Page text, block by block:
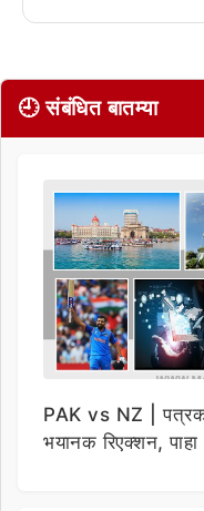
🕘 संबंधित बातम्या
PAK vs NZ |
भयानक रिएक्शन,